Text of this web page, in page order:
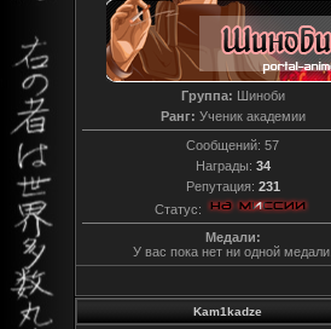
Группа: Шиноби
Ранг: Ученик академии
Сообщений: 57
Награды: 34
Репутация: 231
Статус:
Медали:
У вас пока нет ни одной медали.
Kam1kadze